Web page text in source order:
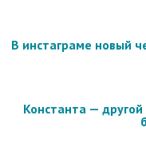
В инстаграме новый
Константа —